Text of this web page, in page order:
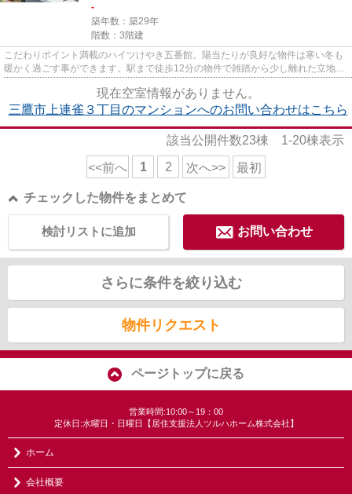
-
築年数：築29年
階数：3階建
こだわりポイント満載のハイツけやき五番館。陽当たりが良好な物件は寒い冬も
暖かく過ごす事ができます。駅まで徒歩12分の物件で雑踏から少し離れた立地で
現在空室情報がありません。
三鷹市上連雀３丁目のマンションへのお問い合わせはこちら
該当公開件数23棟 1-20棟表示
<<前へ 1 2 次へ>> 最初
チェックした物件をまとめて
お問い合わせ
検討リストに追加
さらに条件を絞り込む
物件リクエスト
ページトップに戻る
営業時間:10:00～19：00
定休日:水曜日・日曜日【居住支援法人ツルハホーム株式会社】
ホーム
会社概要